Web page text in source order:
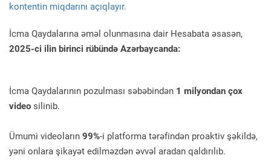
kontentin miqdarını açıqlayır.
İcma Qaydalarına əməl olunmasına dair Hesabata əsasən,
2025-ci ilin birinci rübündə Azərbaycanda:
İcma Qaydalarının pozulması səbəbindən 1 milyondan çox
video silinib.
Ümumi videoların 99%-i platforma tərəfindən proaktiv şəkildə,
yəni onlara şikayət edilməzdən əvvəl aradan qaldırılıb.